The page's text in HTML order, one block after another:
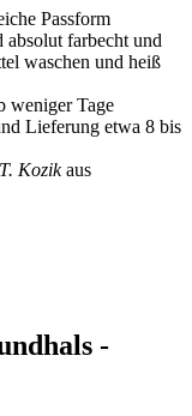
Passform
absolut farbecht und
waschen und heiß
weniger Tage
Lieferung etwa 8 bis
Kozikaus
-